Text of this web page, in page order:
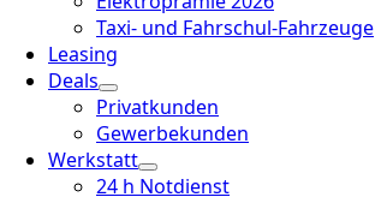
Taxi- und Fahrschul-Fahrzeuge
Leasing
Deals
Privatkunden
Gewerbekunden
Werkstatt
24 h Notdienst